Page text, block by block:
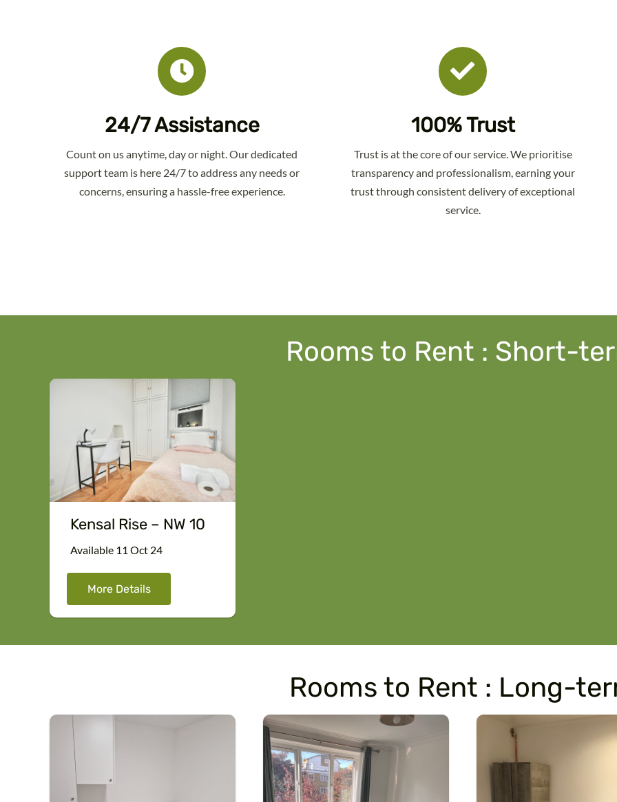
24/7 Assistance
Count on us anytime, day or night. Our dedicated
support team is here 24/7 to address any needs or
concerns, ensuring a hassle-free experience.
100% Trust
Trust is at the core of our service. We prioritise
transparency and professionalism, earning your
trust through consistent delivery of exceptional
service.
Rooms to Rent : Short-
Kensal Rise – NW 10
Available 11 Oct 24
More Details
Rooms to Rent : Long-